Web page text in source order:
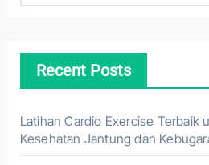
Recent Posts
Latihan Cardio Exercise Terbaik
Kesehatan Jantung dan